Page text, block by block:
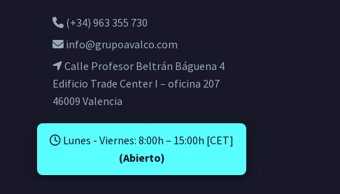
(+34) 963 355 730
info@grupoavalco.com
Calle Profesor Beltrán Báguena 4
Edificio Trade Center I – oficina 207
46009 Valencia
Lunes - Viernes: 8:00h – 15:00h [CET]
(Abierto)